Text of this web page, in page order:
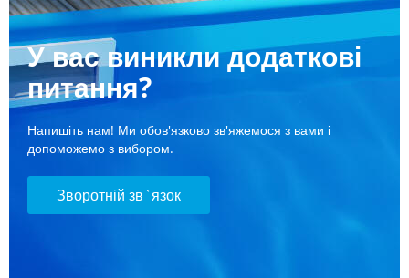
У вас виникли додаткові
питання?
Напишіть нам! Ми обов'язково зв'яжемося з вами і
допоможемо з вибором.
Зворотній зв`язок